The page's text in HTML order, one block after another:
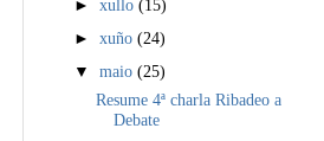
►xullo(15)
►xuño(24)
▼maio(25)
Resume 4ª charla Ribadeo a
Debate